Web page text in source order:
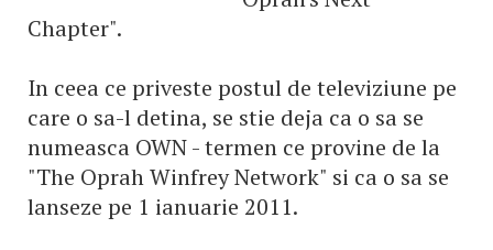
Chapter".
In ceea ce priveste postul de televiziune pe
care o sa-l detina, se stie deja ca o sa se
numeasca OWN - termen ce provine de la
"The Oprah Winfrey Network" si ca o sa se
lanseze pe 1 ianuarie 2011.